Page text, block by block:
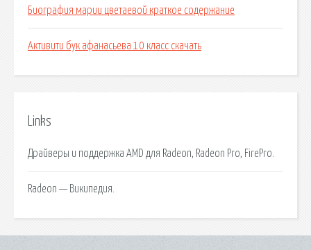
Биография марии цветаевой краткое содержание
Активити бук афанасьева 10 класс скачать
Links
Драйверы и поддержка AMD для Radeon, Radeon Pro, FirePro.
Radeon — Википедия.